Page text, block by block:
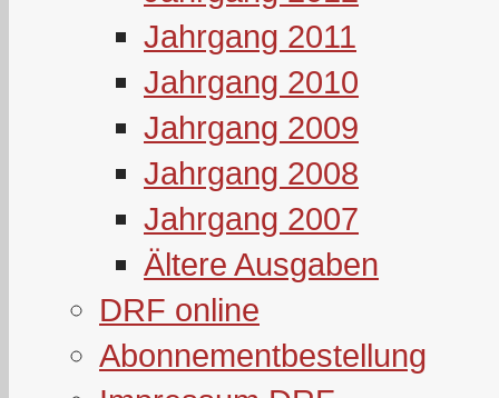
Jahrgang 2011
Jahrgang 2010
Jahrgang 2009
Jahrgang 2008
Jahrgang 2007
Ältere Ausgaben
DRF online
Abonnementbestellung